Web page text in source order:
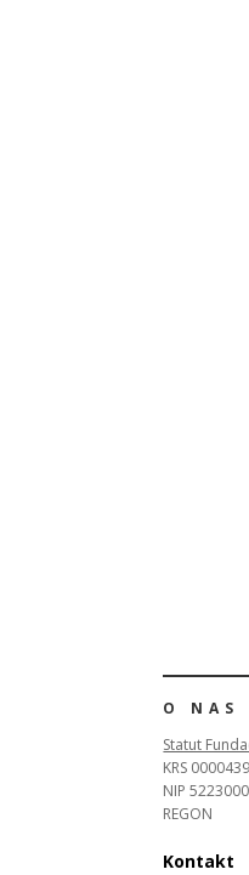
O NAS
Statut
KRS
NIP
REGON
Kontakt